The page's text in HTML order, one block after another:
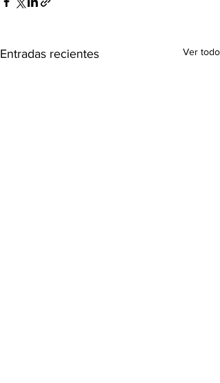
Entradas recientes Ver todo